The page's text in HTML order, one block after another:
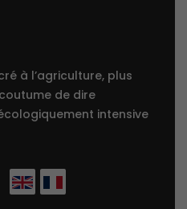
à l’agriculture, plus
de dire
intensive